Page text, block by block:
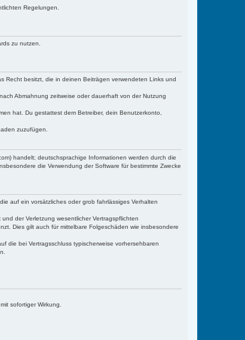
Regelungen.
zu nutzen.
Recht besitzt, die in deinen Beiträgen verwendeten Links und
Abmahnung zeitweise oder dauerhaft von der Nutzung
hat. Du gestattest dem Betreiber, dein Benutzerkonto,
zuzufügen.
handelt; deutschsprachige Informationen werden durch die
die Verwendung der Software für bestimmte Zwecke
auf ein vorsätzliches oder grob fahrlässiges Verhalten
der Verletzung wesentlicher Vertragspflichten
Dies gilt auch für mittelbare Folgeschäden wie insbesondere
die bei Vertragsschluss typischerweise vorhersehbaren
sofortiger Wirkung.